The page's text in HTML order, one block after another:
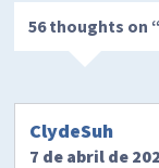
56 thoughts on “
ClydeSuh
7 de abril de